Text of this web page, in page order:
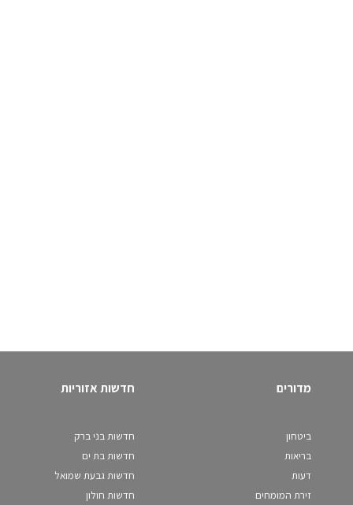
מדורים
ביטחון
בריאות
דעות
זירת המומחים
חדשות אזוריות
חדשות בני ברק
חדשות בת ים
חדשות גבעת שמואל
חדשות חולון